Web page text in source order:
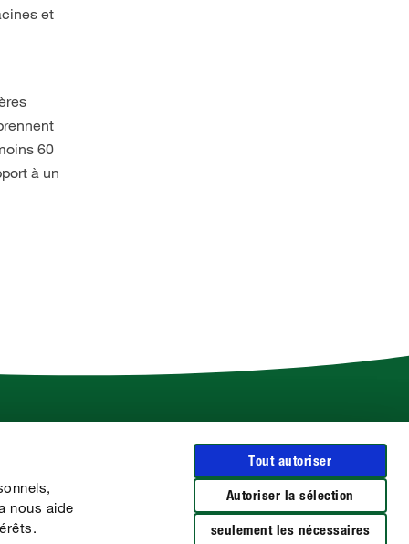
nous aide
Tout autoriser
Autoriser la sélection
seulement les nécessaires
et
60
à un
Les marques BARRIÈRE